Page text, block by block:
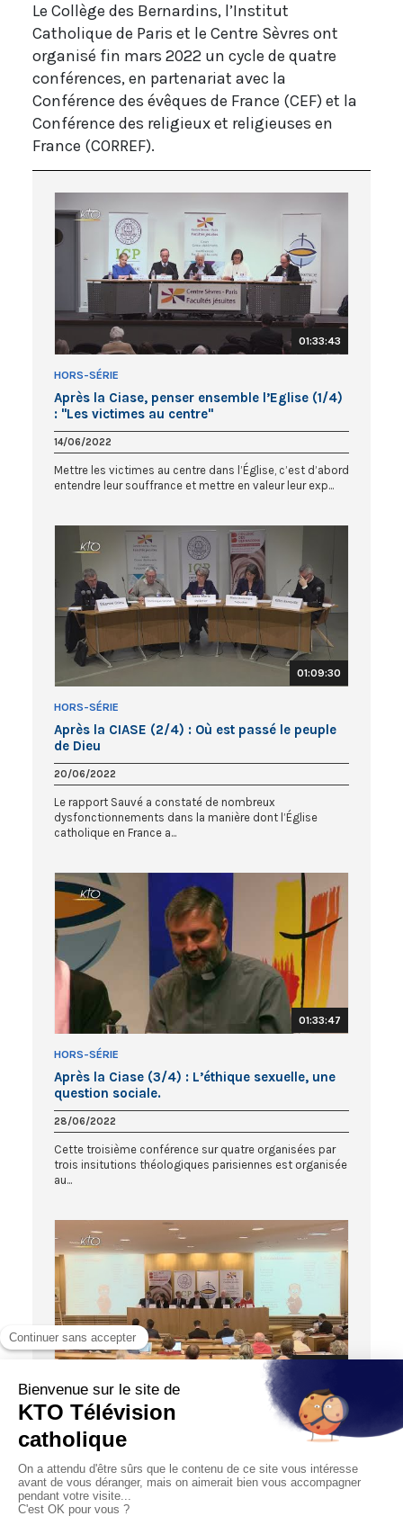
Le Collège des Bernardins, l’Institut
Catholique de Paris et le Centre Sèvres ont
organisé fin mars 2022 un cycle de quatre
conférences, en partenariat avec la
Conférence des évêques de France (CEF) et la
Conférence des religieux et religieuses en
France (CORREF).
01:33:43
HORS-SÉRIE
Après la Ciase, penser ensemble l’Eglise (1/4)
: "Les victimes au centre"
14/06/2022
Mettre les victimes au centre dans l’Église, c’est d’abord
entendre leur souffrance et mettre en valeur leur exp...
01:09:30
HORS-SÉRIE
Après la CIASE (2/4) : Où est passé le peuple
de Dieu
20/06/2022
Le rapport Sauvé a constaté de nombreux
dysfonctionnements dans la manière dont l’Église
catholique en France a...
01:33:47
HORS-SÉRIE
Après la Ciase (3/4) : L’éthique sexuelle, une
question sociale.
28/06/2022
Cette troisième conférence sur quatre organisées par
trois insitutions théologiques parisiennes est organisée
au...
HORS-SÉRIE
Après la Ciase (4/4) : Panorama de la
situation des abus dans l’Église
28/06/2022
Prenant en compte les recommandations de la CIASE,
les institutions de recherche théologiques de Paris se